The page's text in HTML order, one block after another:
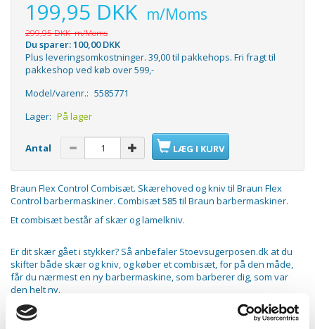
199,95 DKK m/Moms
299,95 DKKm/Moms
Du sparer:100,00 DKK
Plus leveringsomkostninger. 39,00 til pakkehops. Fri fragt til
pakkeshop ved køb over 599,-
Model/varenr.: 5585771
Lager: På lager
Antal LÆG I KURV
Braun Flex Control Combisæt. Skærehoved og kniv til Braun Flex
Control barbermaskiner. Combisæt 585 til Braun barbermaskiner.
Et combisæt består af skær og lamelkniv.
Er dit skær gået i stykker? Så anbefaler Stoevsugerposen.dk at du
skifter både skær og kniv, og køber et combisæt, for på den måde,
får du nærmest en ny barbermaskine, som barberer dig, som var
den helt ny.
Det anbefales også, at udskifte både skærehoved og kniv hver 18.
måned, for at opretholde en lækker barbering, hver gang.